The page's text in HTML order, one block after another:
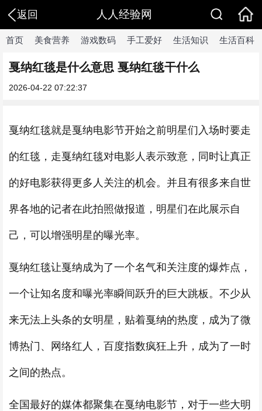
返回 人人经验网
首页 美食营养 游戏数码 手工爱好 生活知识 生活百科
戛纳红毯是什么意思 戛纳红毯干什么
2026-04-22 07:22:37
戛纳红毯就是戛纳电影节开始之前明星们入场时要走
的红毯，走戛纳红毯对电影人表示致意，同时让真正
的好电影获得更多人关注的机会。并且有很多来自世
界各地的记者在此拍照做报道，明星们在此展示自
己，可以增强明星的曝光率。
戛纳红毯让戛纳成为了一个名气和关注度的爆炸点，
一个让知名度和曝光率瞬间跃升的巨大跳板。不少从
来无法上头条的女明星，贴着戛纳的热度，成为了微
博热门、网络红人，百度指数疯狂上升，成为了一时
之间的热点。
全国最好的媒体都聚集在戛纳电影节，对于一些大明